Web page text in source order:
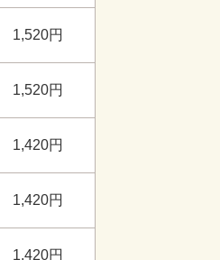
1,520円
1,520円
1,420円
1,420円
1,420円